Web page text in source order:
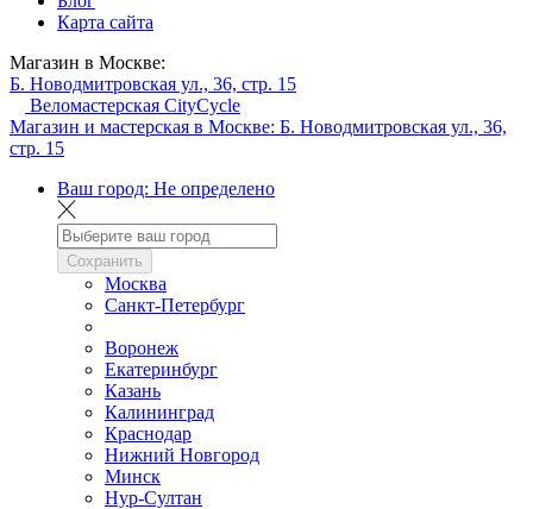
Карта сайта
Магазин в Москве:
Б. Новодмитровская ул., 36, стр. 15
Веломастерская CityCycle
Магазин и мастерская в Москве: Б. Новодмитровская ул., 36,
стр. 15
Ваш город: Не определено
Сохранить
Москва
Санкт-Петербург
Воронеж
Екатеринбург
Казань
Калининград
Краснодар
Нижний Новгород
Минск
Нур-Султан